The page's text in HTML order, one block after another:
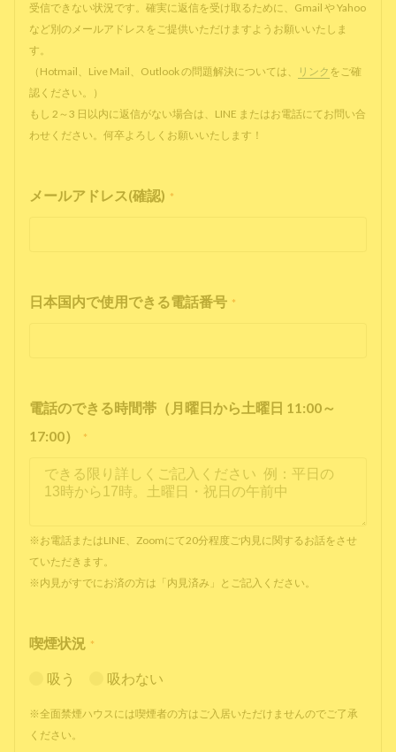
受信できない状況です。確実に返信を受け取るために、Gmail や Yahoo
など別のメールアドレスをご提供いただけますようお願いいたしま
す。
（Hotmail、Live Mail、Outlook の問題解決については、
リンク をご確
認ください。）
もし 2～3 日以内に返信がない場合は、LINE またはお電話にてお問い合
わせください。何卒よろしくお願いいたします！
メールアドレス(確認) *
日本国内で使用できる電話番号 *
電話のできる時間帯（月曜日から土曜日 11:00～
17:00）
*
※お電話またはLINE、Zoomにて20分程度ご内見に関するお話をさせ
ていただきます。
※内見がすでにお済の方は「内見済み」とご記入ください。
喫煙状況 *
吸う 吸わない
※全面禁煙ハウスには喫煙者の方はご入居いただけませんのでご了承
ください。